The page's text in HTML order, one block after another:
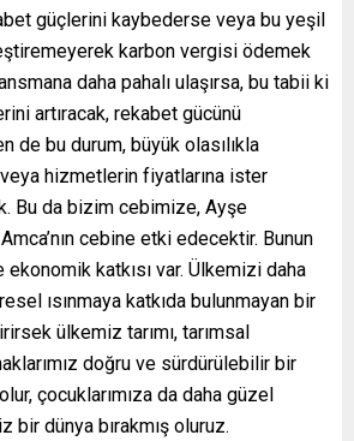
güçlerini kaybederse veya bu yeşil
karbon vergisi ödemek
daha pahalı ulaşırsa, bu tabii ki
artıracak, rekabet gücünü
de bu durum, büyük olasılıkla
hizmetlerin fiyatlarına ister
Bu da bizim cebimize, Ayşe
cebine etki edecektir. Bunun
katkısı var. Ülkemizi daha
ısınmaya katkıda bulunmayan bir
ülkemiz tarımı, tarımsal
doğru ve sürdürülebilir bir
çocuklarımıza da daha güzel
bir dünya bırakmış oluruz.